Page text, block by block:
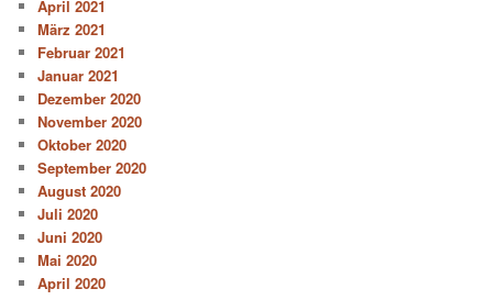
April 2021
März 2021
Februar 2021
Januar 2021
Dezember 2020
November 2020
Oktober 2020
September 2020
August 2020
Juli 2020
Juni 2020
Mai 2020
April 2020